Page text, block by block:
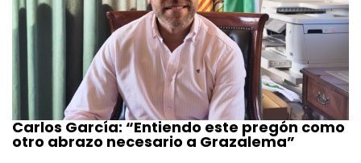
Carlos García: “Entiendo este pregón como
otro abrazo necesario a Grazalema”